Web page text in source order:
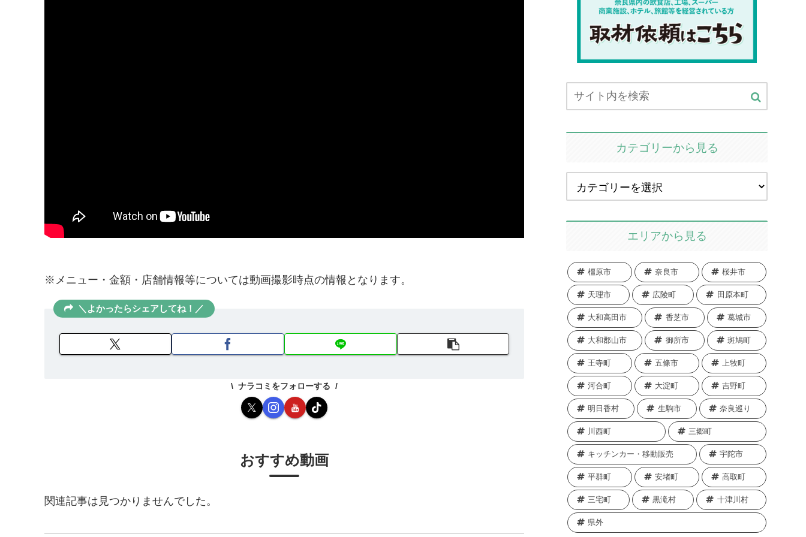
※メニュー・金額・店舗情報等については動画撮影時点の情報となります。
＼よかったらシェアしてね！／
ナラコミをフォローする
おすすめ動画
関連記事は見つかりませんでした。
カテゴリーから見る
エリアから見る
橿原市 奈良市 桜井市
天理市 広陵町 田原本町
大和高田市 香芝市 葛城市
大和郡山市 御所市 斑鳩町
王寺町 五條市 上牧町
河合町 大淀町 吉野町
明日香村 生駒市 奈良巡り
川西町 三郷町
キッチンカー・移動販売 宇陀市
平群町 安堵町 高取町
三宅町 黒滝村 十津川村
県外